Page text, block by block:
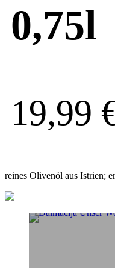
0,75l
19,99
reines Olivenöl aus Istrien;